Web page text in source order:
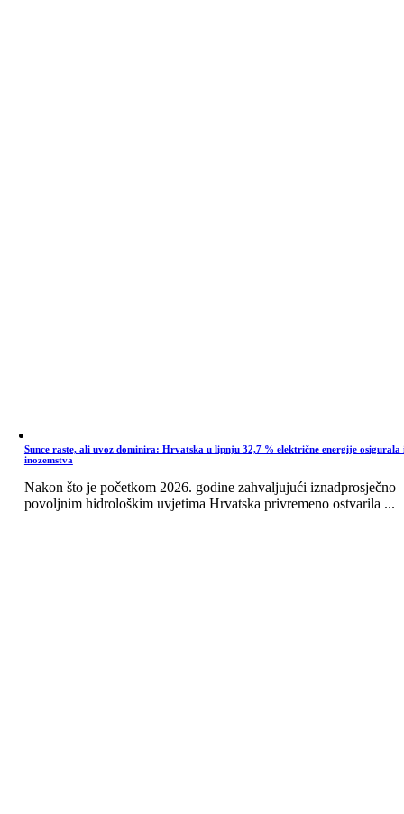
Sunce raste, ali uvoz dominira: Hrvatska u lipnju 32,7 % električne energije osigurala
inozemstva
Nakon što je početkom 2026. godine zahvaljujući iznadprosječno
povoljnim hidrološkim uvjetima Hrvatska privremeno ostvarila ...